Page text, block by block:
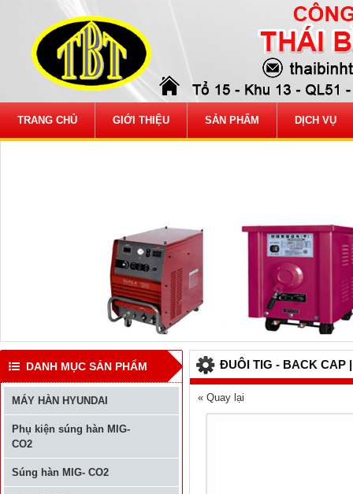
TRANG CHỦ GIỚI THIỆU SẢN PHẨM DỊCH VỤ
DANH MỤC SẢN PHẨM
MÁY HÀN HYUNDAI
Phụ kiện súng hàn MIG-
CO2
Súng hàn MIG- CO2
ĐUÔI TIG - BACK CAP
« Quay lại